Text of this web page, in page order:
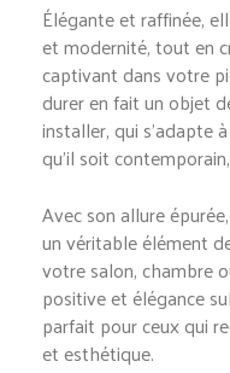
Élégante et raffinée,
et modernité, tout en
captivant dans votre
durer en fait un objet
installer, qui s’adapte
qu’il soit
Avec son allure
un véritable élément
votre salon, chambre
positive et élégance
parfait pour ceux qui
et esthétique.